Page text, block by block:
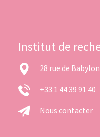
Institut de
28 rue de
+33 1 44 39 91 40
Nous contacter